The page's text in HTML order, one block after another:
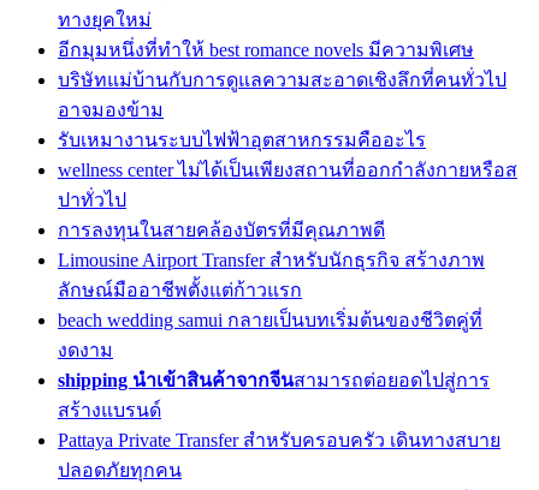
ทางยุคใหม่
อีกมุมหนึ่งที่ทำให้ best romance novels มีความพิเศษ
บริษัทแม่บ้านกับการดูแลความสะอาดเชิงลึกที่คนทั่วไป
อาจมองข้าม
รับเหมางานระบบไฟฟ้าอุตสาหกรรมคืออะไร
wellness center ไม่ได้เป็นเพียงสถานที่ออกกำลังกายหรือส
ปาทั่วไป
การลงทุนในสายคล้องบัตรที่มีคุณภาพดี
Limousine Airport Transfer สำหรับนักธุรกิจ สร้างภาพ
ลักษณ์มืออาชีพตั้งแต่ก้าวแรก
beach wedding samui กลายเป็นบทเริ่มต้นของชีวิตคู่ที่
งดงาม
shipping นำเข้าสินค้าจากจีนสามารถต่อยอดไปสู่การ
สร้างแบรนด์
Pattaya Private Transfer สำหรับครอบครัว เดินทางสบาย
ปลอดภัยทุกคน